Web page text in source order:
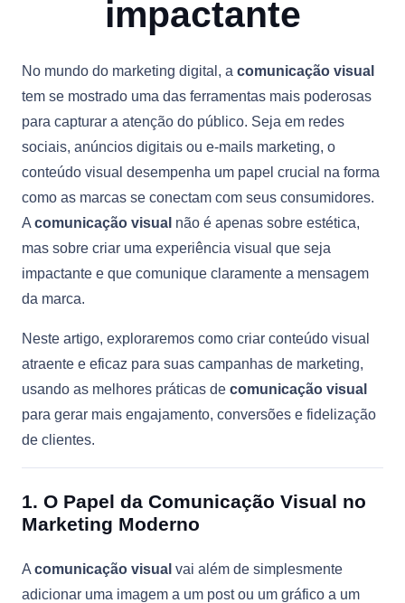
impactante
No mundo do marketing digital, a comunicação visual
tem se mostrado uma das ferramentas mais poderosas
para capturar a atenção do público. Seja em redes
sociais, anúncios digitais ou e-mails marketing, o
conteúdo visual desempenha um papel crucial na forma
como as marcas se conectam com seus consumidores.
A comunicação visual não é apenas sobre estética,
mas sobre criar uma experiência visual que seja
impactante e que comunique claramente a mensagem
da marca.
Neste artigo, exploraremos como criar conteúdo visual
atraente e eficaz para suas campanhas de marketing,
usando as melhores práticas de comunicação visual
para gerar mais engajamento, conversões e fidelização
de clientes.
1. O Papel da Comunicação Visual no
Marketing Moderno
A comunicação visual vai além de simplesmente
adicionar uma imagem a um post ou um gráfico a um